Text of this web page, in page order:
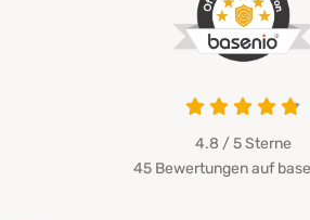
4.8 / 5Sterne
45 Bewertungen auf